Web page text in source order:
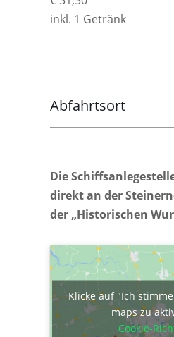
inkl. 1 Getränk
Abfahrtsort
Die
direkt an der
der „Historischen
Klicke auf "Ich
maps zu
Cookie-